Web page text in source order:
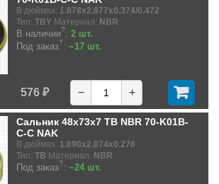
В дюймах: 1.878x2.877x0.374/0.472
Тип: TBY Материал: NBR
В наличии?: 2 шт.
Под заказ?: ~17 шт.
576 ₽ − +
Сальник 48x73x7 TB NBR 70-K01B-
C-C NAK
В дюймах: 1.890x2.874x0.276
Тип: TB Материал: NBR
Под заказ?: ~24 шт.